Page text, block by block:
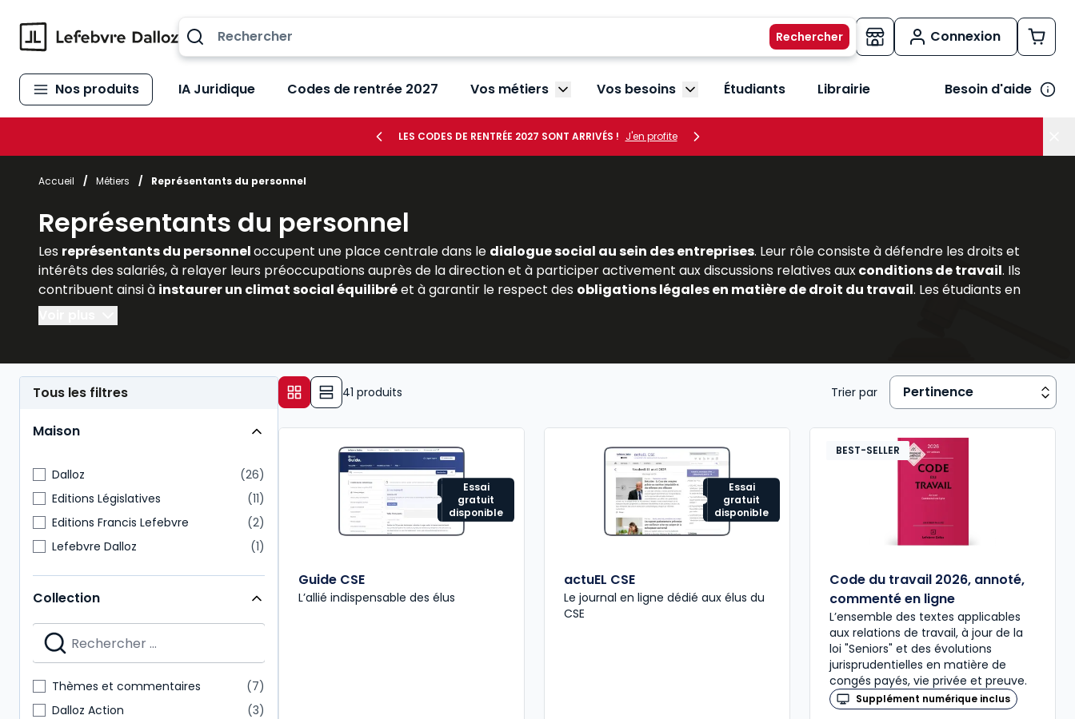
Connexion
Nos produits IA Juridique Codes de rentrée 2027 Vos métiers Afficher le sous-menu Vos métiers
Vos besoins Afficher le sous-menu Vos besoins
Étudiants Librairie Besoin d'aide
LES CODES DE RENTRÉE 2027 SONT ARRIVÉS ! J'en profite
Accueil / Métiers / Représentants du personnel
Représentants du personnel
Les représentants du personneloccupent une place centrale dans le dialogue social au sein des entreprises. Leur rôle consiste à défendre les droits et
intérêts des salariés, à relayer leurs préoccupations auprès de la direction et à participer activement aux discussions relatives auxconditions de travail. Ils
contribuent ainsi à instaurer un climat social équilibréet à garantir le respect des obligations légales en matière de droit du travail. Les étudiants en
droit, les juristes d’entreprise et les praticiens doivent maîtriser les règles encadrant leur désignation, leurs prérogatives et leurs missions. Les
Lefebvre Dalloz
représentants du personneldemeurent des acteurs clés de la régulation sociale.
Tous les filtres
Maison
Dalloz
26
Editions Législatives
11
Editions Francis Lefebvre
2
Lefebvre Dalloz
1
Collection
Thèmes et commentaires
7
Dalloz Action
3
41 produits Trier par
Essai
gratuit
disponible
Guide CSE
L’allié indispensable des élus
Essai
gratuit
disponible
actuEL CSE
Le journal en ligne dédié aux élus du
CSE
BEST-SELLER
Code du travail 2026, annoté,
commenté en ligne
L’ensemble des textes applicables
aux relations de travail, à jour de la
loi "Seniors" et des évolutions
jurisprudentielles en matière de
congés payés, vie privée et preuve.
Supplément numérique inclus